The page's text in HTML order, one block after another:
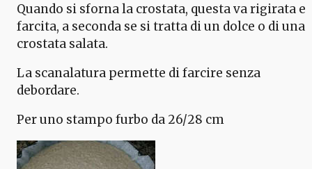
Quando si sforna la crostata, questa va rigirata e
farcita, a seconda se si tratta di un dolce o di una
crostata salata.
La scanalatura permette di farcire senza
debordare.
Per uno stampo furbo da 26/28 cm